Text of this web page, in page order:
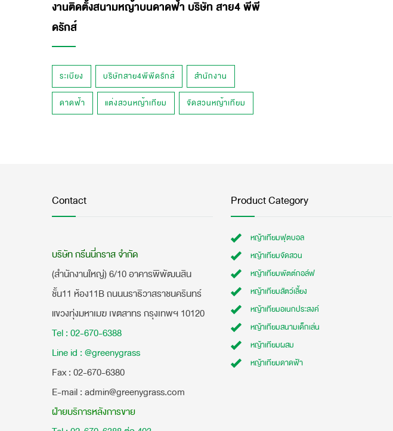
งานติดตั้งสนามหญ้าบนดาดฟ้า บริษัท สาย4 พีพี
ดรักส์
ระเบียง บริษัทสาย4พีพีดรักส์ สำนักงาน
ดาดฟ้า แต่งสวนหญ้าเทียม จัดสวนหญ้าเทียม
Contact
บริษัท กรีนนี่กราส จำกัด
(สำนักงานใหญ่) 6/10 อาคารพิพัฒนสิน
ชั้น11 ห้อง11B ถนนนราธิวาสราชนครินทร์
แขวงทุ่งมหาเมฆ เขตสาทร กรุงเทพฯ 10120
Tel : 02-670-6388
Line id : @greenygrass
​Fax : 02-670-6380
E-mail : admin@greenygrass.com
ฝ่ายบริการหลังการขาย
Product Category
หญ้าเทียมฟุตบอล
หญ้าเทียมจัดสวน
หญ้าเทียมพัตต์กอล์ฟ
หญ้าเทียมสัตว์เลี้ยง
หญ้าเทียมอเนกประสงค์
หญ้าเทียมสนามเด็กเล่น
หญ้าเทียมผสม
หญ้าเทียมดาดฟ้า